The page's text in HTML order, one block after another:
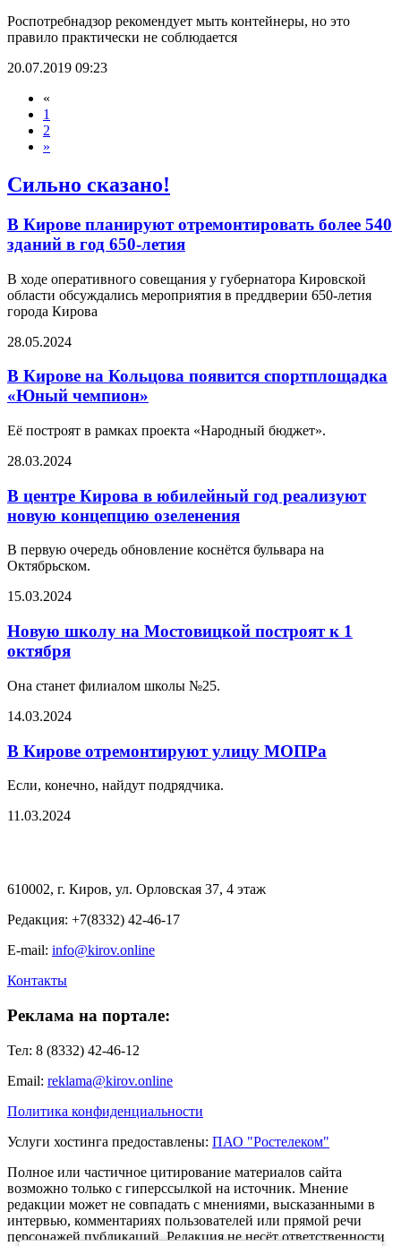
Роспотребнадзор рекомендует мыть контейнеры, но это
правило практически не соблюдается
20.07.2019 09:23
«
1
2
»
Сильно сказано!
В Кирове планируют отремонтировать более 540
зданий в год 650-летия
В ходе оперативного совещания у губернатора Кировской
области обсуждались мероприятия в преддверии 650-летия
города Кирова
28.05.2024
В Кирове на Кольцова появится спортплощадка
«Юный чемпион»
Её построят в рамках проекта «Народный бюджет».
28.03.2024
В центре Кирова в юбилейный год реализуют
новую концепцию озеленения
В первую очередь обновление коснётся бульвара на
Октябрьском.
15.03.2024
Новую школу на Мостовицкой построят к 1
октября
Она станет филиалом школы №25.
14.03.2024
В Кирове отремонтируют улицу МОПРа
Если, конечно, найдут подрядчика.
11.03.2024
610002, г. Киров, ул. Орловская 37, 4 этаж
Редакция: +7(8332) 42-46-17
E-mail: info@kirov.online
Контакты
Реклама на портале:
Тел: 8 (8332) 42-46-12
Email: reklama@kirov.online
Политика конфиденциальности
Услуги хостинга предоставлены: ПАО "Ростелеком"
Полное или частичное цитирование материалов сайта
возможно только с гиперссылкой на источник. Мнение
редакции может не совпадать с мнениями, высказанными в
интервью, комментариях пользователей или прямой речи
персонажей публикаций. Редакция не несёт ответственности